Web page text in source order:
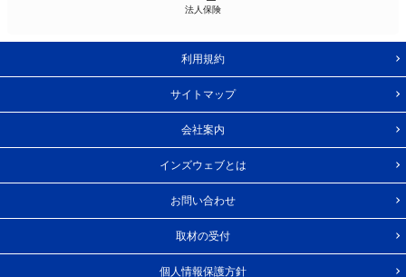
法人保険
利用規約
サイトマップ
会社案内
インズウェブとは
お問い合わせ
取材の受付
個人情報保護方針